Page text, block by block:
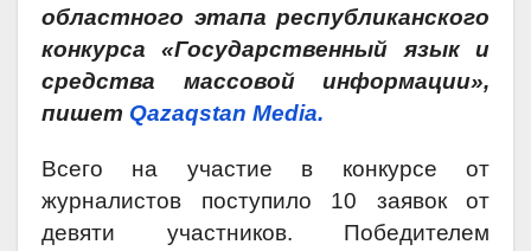
областного этапа республиканского
конкурса «Государственный язык и
средства массовой информации»,
пишет Qazaqstan Media.
Всего на участие в конкурсе от
журналистов поступило 10 заявок от
девяти участников. Победителем